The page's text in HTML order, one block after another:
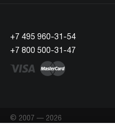
+7 495 960-31-54
+7 800 500-31-47
© 2007 — 2026